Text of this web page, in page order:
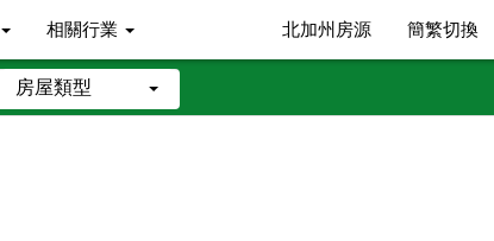
相關行業 北加州房源 簡繁切換
房屋類型